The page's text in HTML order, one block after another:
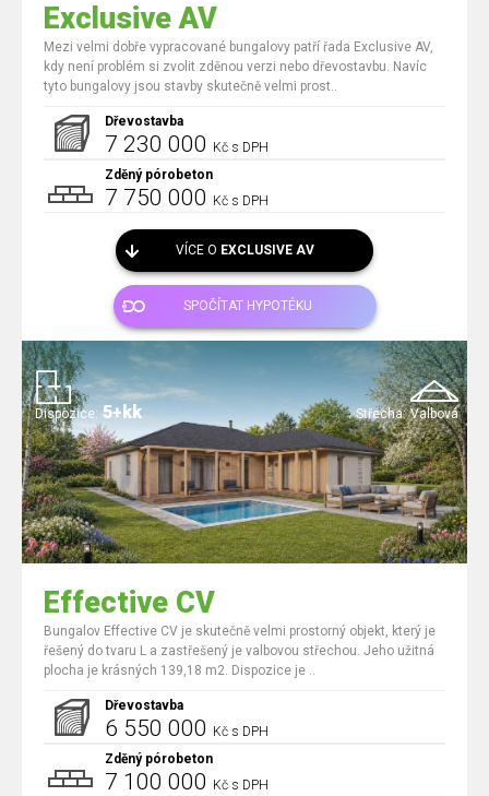
Exclusive AV
Mezi velmi dobře vypracované bungalovy patří řada Exclusive AV,
kdy není problém si zvolit zděnou verzi nebo dřevostavbu. Navíc
tyto bungalovy jsou stavby skutečně velmi prost..
Dřevostavba
7 230 000 Kč s DPH
Zděný pórobeton
7 750 000 Kč s DPH
VÍCE O EXCLUSIVE AV
SPOČÍTAT HYPOTÉKU
Střecha: Valbová
Dispozice: 5+kk
Effective CV
Bungalov Effective CV je skutečně velmi prostorný objekt, který je
řešený do tvaru L a zastřešený je valbovou střechou. Jeho užitná
plocha je krásných 139,18 m2. Dispozice je ..
Dřevostavba
6 550 000 Kč s DPH
Zděný pórobeton
7 100 000 Kč s DPH